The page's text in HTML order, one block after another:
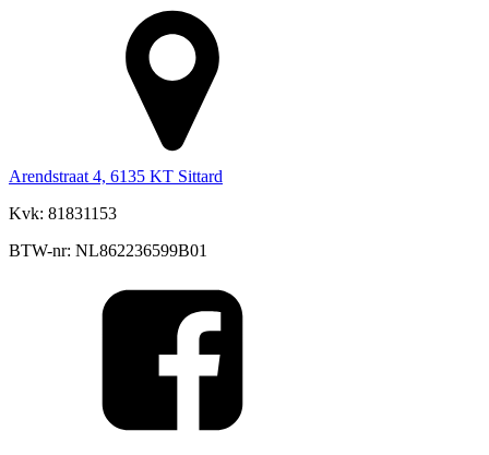
Arendstraat 4, 6135 KT Sittard
Kvk: 81831153
BTW-nr: NL862236599B01